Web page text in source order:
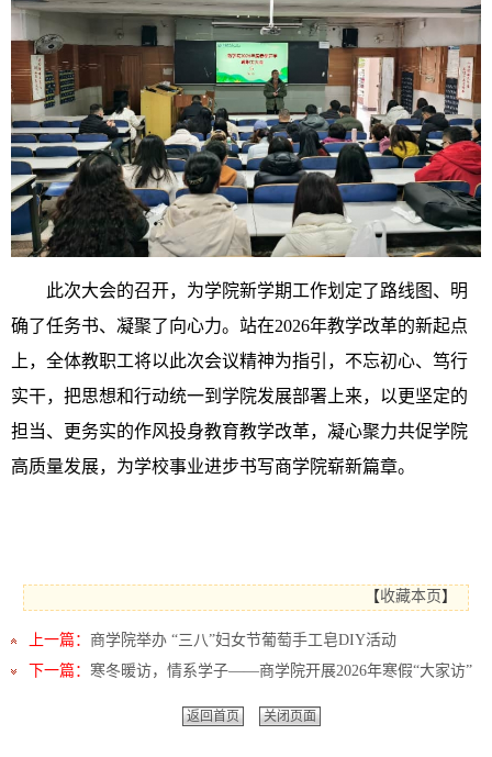
此次大会的召开，为学院新学期工作划定了路线图、明
确了任务书、凝聚了向心力。站在2026年教学改革的新起点
上，全体教职工将以此次会议精神为指引，不忘初心、笃行
实干，把思想和行动统一到学院发展部署上来，以更坚定的
担当、更务实的作风投身教育教学改革，凝心聚力共促学院
高质量发展，为学校事业进步书写商学院崭新篇章。
【收藏本页 】
上一篇： 商学院举办 “三八”妇女节葡萄手工皂DIY活动
下一篇： 寒冬暖访，情系学子——商学院开展2026年寒假“大家访”
返回首页 关闭页面